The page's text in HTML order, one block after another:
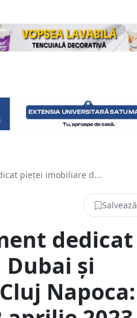
pieței imobiliare d...
Salvează
dedicat
și
Napoca: